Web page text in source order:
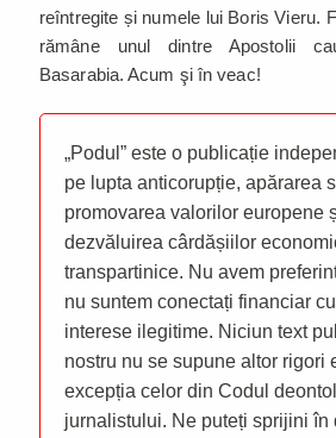
reîntregite și numele lui Boris Vieru.
rămâne unul dintre Apostolii
Basarabia. Acum şi în veac!
„Podul” este o publicație
pe lupta anticorupție, apărarea
promovarea valorilor europene
dezvăluirea cârdășiilor
transpartinice. Nu avem
nu suntem conectați financiar
interese ilegitime. Niciun text
nostru nu se supune altor rigori
excepția celor din Codul
jurnalistului. Ne puteți sprijini în